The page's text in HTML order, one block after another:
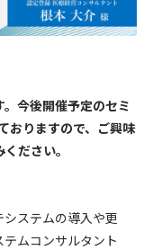
今後開催予定のセミ
おりますので、ご興味
ださい。
ステムの導入や更
ムコンサルタント